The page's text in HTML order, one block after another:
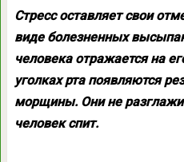
Стресс оставляет свои
виде болезненных
человека отражается на
уголках рта появляются
морщины. Они не
человек спит.